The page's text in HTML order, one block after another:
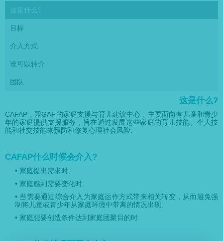
这是什么?
目标
介入方式
谁可以转介
团队
这是什么?
CAFAP，即GAF的家庭支援与育儿建议中心，主要面向有儿童和青少
年的家庭提供支援服务，旨在通过发展这些家庭的育儿技能、个人技
能和社交技能来预防和修复心理社会风险.
CAFAP什么时候会介入?
• 家庭提出需求时;
• 家庭感到需要变化时;
• 当需要通过综合介入为家庭运作方式带来相关转变，从而避免强
制将儿童或青少年从家庭环境中带离的情况出现;
• 家庭想要创造条件达到家庭团聚目的时.